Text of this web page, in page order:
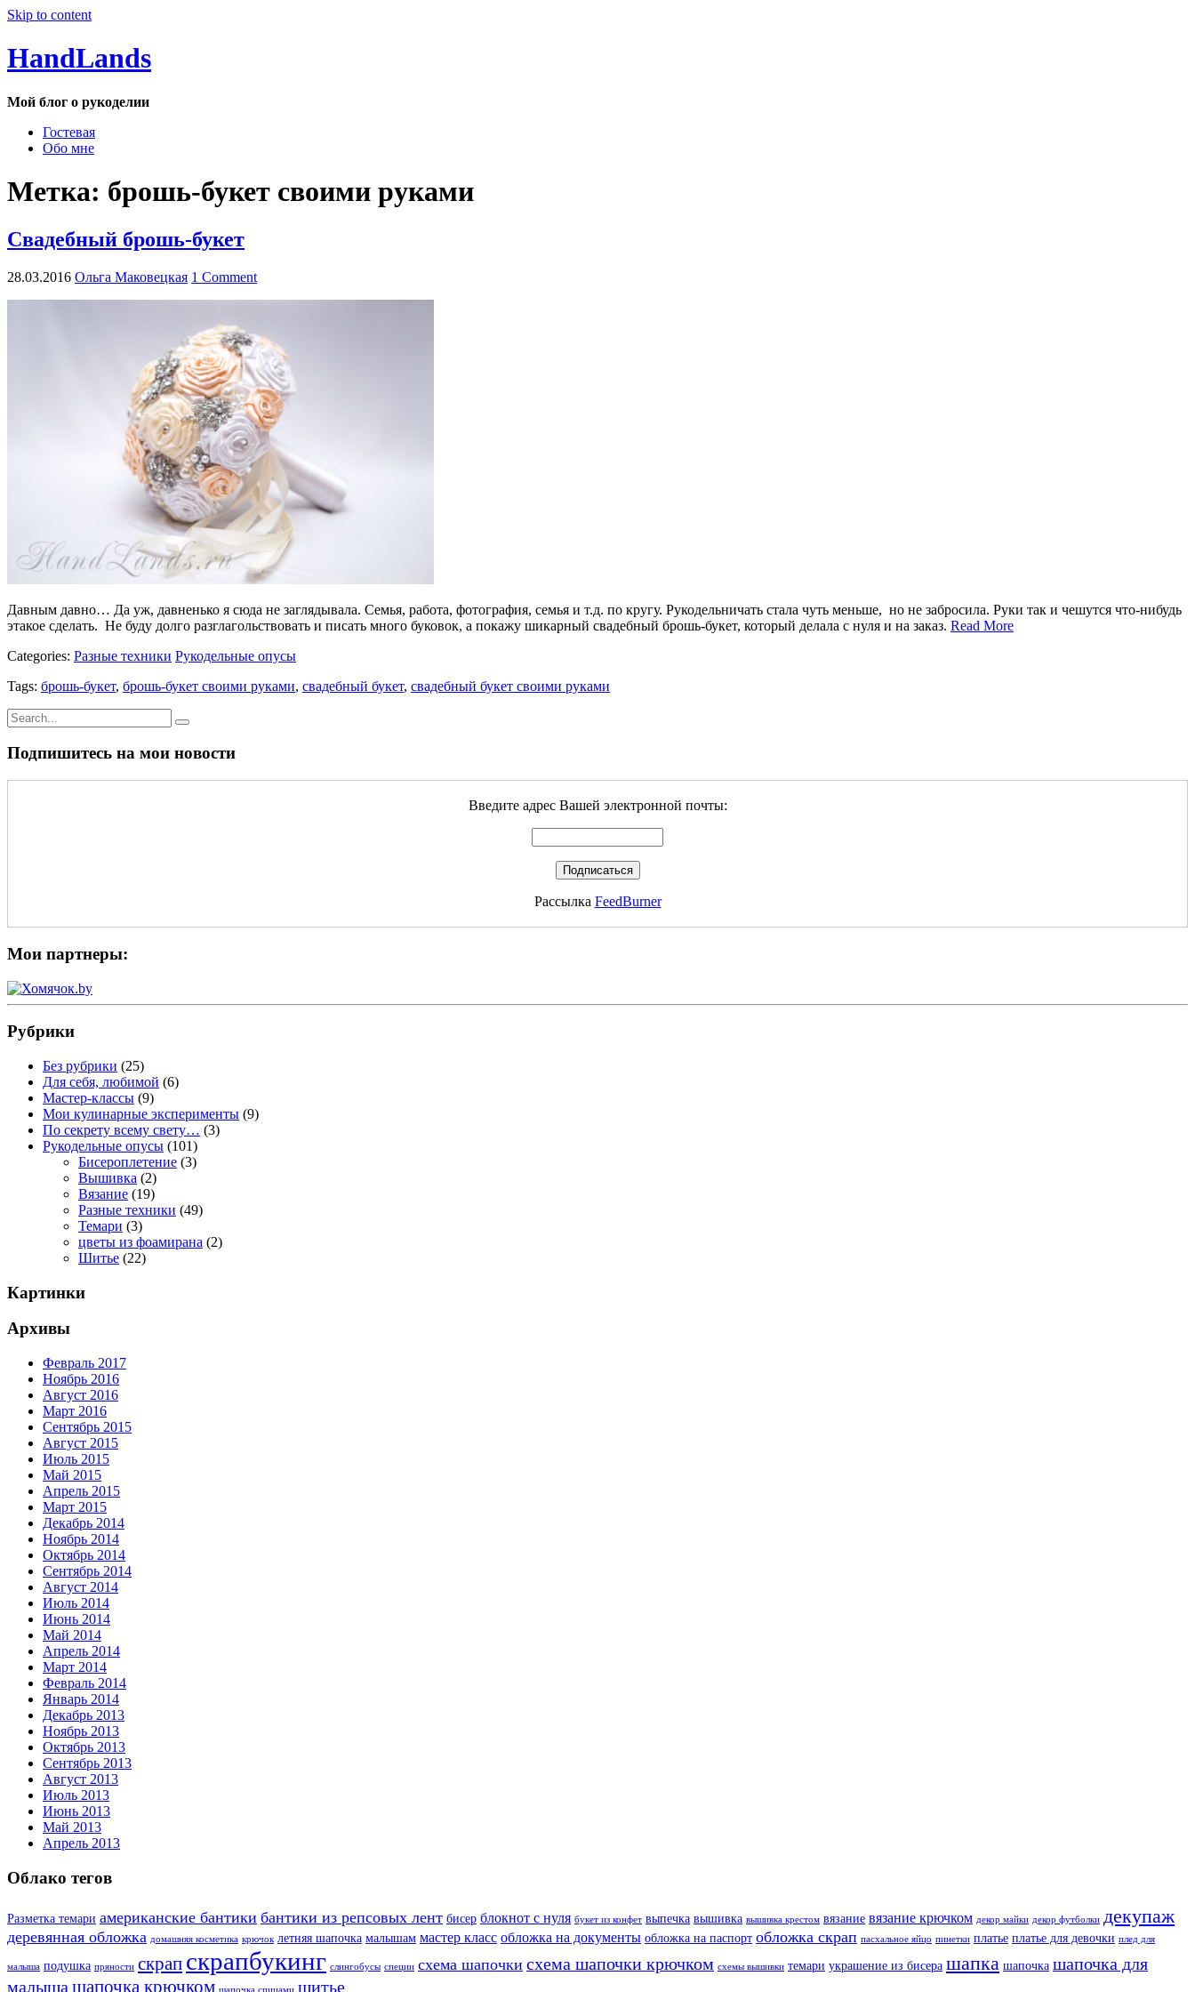
Skip to content
HandLands
Мой блог о рукоделии
Гостевая
Обо мне
Метка: брошь-букет своими руками
Свадебный брошь-букет
28.03.2016 Ольга Маковецкая 1 Comment
Давным давно… Да уж, давненько я сюда не заглядывала. Семья, работа, фотография, семья и т.д. по кругу. Рукодельничать стала чуть меньше, но не забросила. Руки так и чешутся что-нибудь
этакое сделать. Не буду долго разглагольствовать и писать много буковок, а покажу шикарный свадебный брошь-букет, который делала с нуля и на заказ. Read More
Categories: Разные техники Рукодельные опусы
Tags: брошь-букет, брошь-букет своими руками, свадебный букет, свадебный букет своими руками
Подпишитесь на мои новости
Введите адрес Вашей электронной почты:
Рассылка FeedBurner
Мои партнеры:
Рубрики
Без рубрики (25)
Для себя, любимой (6)
Мастер-классы (9)
Мои кулинарные эксперименты (9)
По секрету всему свету… (3)
Рукодельные опусы (101)
Бисероплетение (3)
Вышивка (2)
Вязание (19)
Разные техники (49)
Темари (3)
цветы из фоамирана (2)
Шитье (22)
Картинки
Архивы
Февраль 2017
Ноябрь 2016
Август 2016
Март 2016
Сентябрь 2015
Август 2015
Июль 2015
Май 2015
Апрель 2015
Март 2015
Декабрь 2014
Ноябрь 2014
Октябрь 2014
Сентябрь 2014
Август 2014
Июль 2014
Июнь 2014
Май 2014
Апрель 2014
Март 2014
Февраль 2014
Январь 2014
Декабрь 2013
Ноябрь 2013
Октябрь 2013
Сентябрь 2013
Август 2013
Июль 2013
Июнь 2013
Май 2013
Апрель 2013
Облако тегов
Разметка темари американские бантики бантики из репсовых лент бисер блокнот с нуля букет из конфет выпечка вышивка вышивка крестом вязание вязание крючком декор майки декор футболки декупаж
деревянная обложка домашняя косметика крючок летняя шапочка малышам мастер класс обложка на документы обложка на паспорт обложка скрап пасхальное яйцо пинетки платье платье для девочки плед для
малыша подушка пряности скрап скрапбукинг слингобусы специи схема шапочки схема шапочки крючком схемы вышивки темари украшение из бисера шапка шапочка шапочка для
малыша шапочка крючком шапочка спицами шитье